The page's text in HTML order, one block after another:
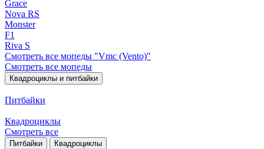
Grace
Nova RS
Monster
F1
Riva S
Смотреть все мопеды "Vmc (Vento)"
Смотреть все мопеды
Квадроциклы и питбайки
Питбайки
Квадроциклы
Смотреть все
Питбайки Квадроциклы